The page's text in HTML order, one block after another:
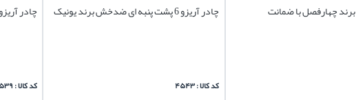
چادر آریزو 6 برند چهارفصل با ضمانت
چادر آریزو 6 پشت پنبه ای ضدخش برند یونیک
کد کالا : ۴۵۴۳
چادر آریزو 6 برند
کد کالا : ۴۵۳۹